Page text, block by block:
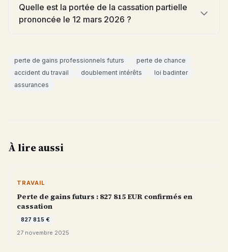
Quelle est la portée de la cassation partielle
prononcée le 12 mars 2026 ?
perte de gains professionnels futurs
perte de chance
accident du travail
doublement intérêts
loi badinter
assurances
À lire aussi
TRAVAIL
Perte de gains futurs : 827 815 EUR confirmés en
cassation
827 815 €
27 novembre 2025